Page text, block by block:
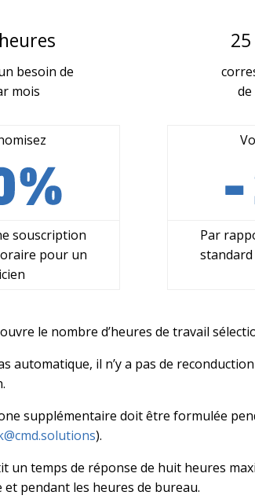
besoin de
mois
souscription
pour un
Par
le nombre d’heures de travail
automatique, il n’y a pas de
supplémentaire doit être formulée
).
un temps de réponse de huit heures
pendant les heures de bureau.